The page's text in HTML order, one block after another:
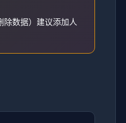
除数据）建议添加人